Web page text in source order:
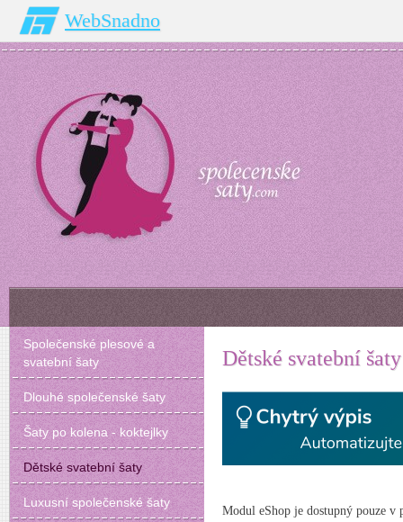
WebSnadno
Dětské svatební šaty
Modul eShop je dostupný pouze v
Společenské plesové a
svatební šaty
Dlouhé společenské šaty
Šaty po kolena - koktejlky
Dětské svatební šaty
Luxusní společenské šaty